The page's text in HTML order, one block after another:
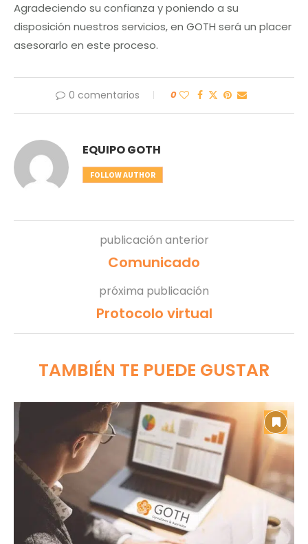
Agradeciendo su confianza y poniendo a su
disposición nuestros servicios, en GOTH será un placer
asesorarlo en este proceso.
0 comentarios 0
EQUIPO GOTH
FOLLOW AUTHOR
publicación anterior
Comunicado
próxima publicación
Protocolo virtual
TAMBIÉN TE PUEDE GUSTAR